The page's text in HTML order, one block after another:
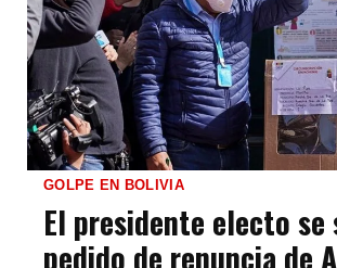
GOLPE EN BOLIVIA
El presidente electo se
pedido de renuncia de